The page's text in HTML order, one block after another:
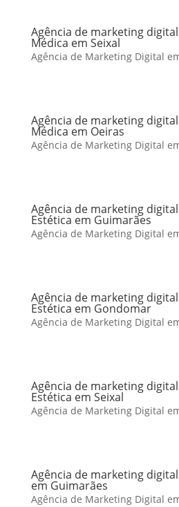
Agência de marketing
Médica em Seixal
Agência de Marketing Digital
Agência de marketing
Médica em Oeiras
Agência de Marketing Digital
Agência de marketing
Estética em Guimarães
Agência de Marketing Digital
Agência de marketing
Estética em Gondomar
Agência de Marketing Digital
Agência de marketing
Estética em Seixal
Agência de Marketing Digital
Agência de marketing
em Guimarães
Agência de Marketing Digital